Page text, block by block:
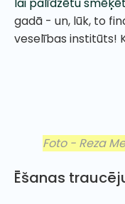
lai palīdzētu
gadā - un, lūk, to
veselības institūts!
Foto - Reza
Ēšanas